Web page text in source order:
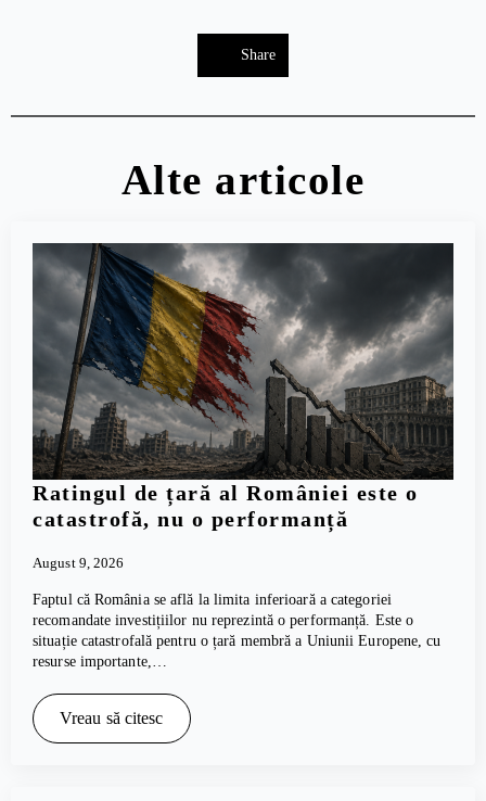
Share
Alte articole
Ratingul de țară al României este o
catastrofă, nu o performanță
August 9, 2026
Faptul că România se află la limita inferioară a categoriei
recomandate investițiilor nu reprezintă o performanță. Este o
situație catastrofală pentru o țară membră a Uniunii Europene, cu
resurse importante,…
Vreau să citesc